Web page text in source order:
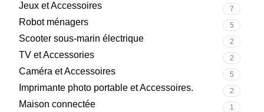
Jeux et Accessoires 7
Robot ménagers 5
Scooter sous-marin électrique 2
TV et Accessories 2
Caméra et Accessoires 5
Imprimante photo portable et Accessoires. 2
Maison connectée 1